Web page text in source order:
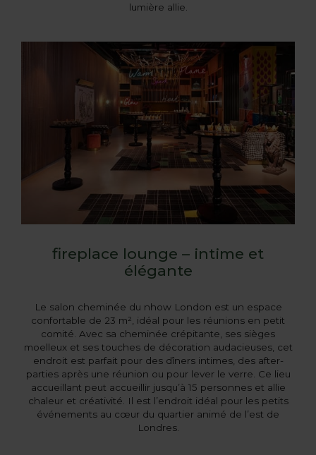
lumière allie.
fireplace lounge – intime et
élégante
Le salon cheminée du nhow London est un espace
confortable de 23 m², idéal pour les réunions en petit
comité. Avec sa cheminée crépitante, ses sièges
moelleux et ses touches de décoration audacieuses, cet
endroit est parfait pour des dîners intimes, des after-
parties après une réunion ou pour lever le verre. Ce lieu
accueillant peut accueillir jusqu’à 15 personnes et allie
chaleur et créativité. Il est l’endroit idéal pour les petits
événements au cœur du quartier animé de l’est de
Londres.